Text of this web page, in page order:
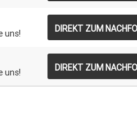
uns!
DIREKT ZUM
uns!
DIREKT ZUM